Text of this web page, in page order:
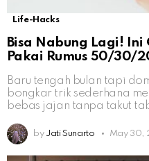
Life-Hacks
Bisa Nabung Lagi! Ini
Pakai Rumus 50/30/
Baru tengah bulan tapi
bongkar trik sederhana
bebas jajan tanpa takut
by Jati Sunarto May 30,